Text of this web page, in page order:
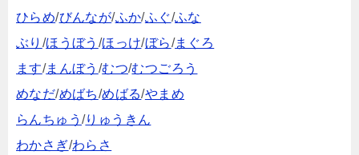
ひらめ/びんなが/ふか/ふぐ/ふな
ぶり /ほうぼう /ほっけ/ぼら/まぐろ
ます/まんぼう /むつ/むつごろう
めなだ/めばち/めばる/やまめ
らんちゅう /りゅうきん
わかさぎ/わらさ